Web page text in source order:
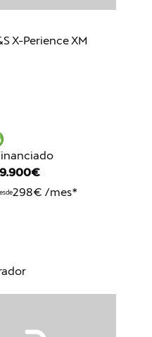
X-Perience XM
298€ /mes*